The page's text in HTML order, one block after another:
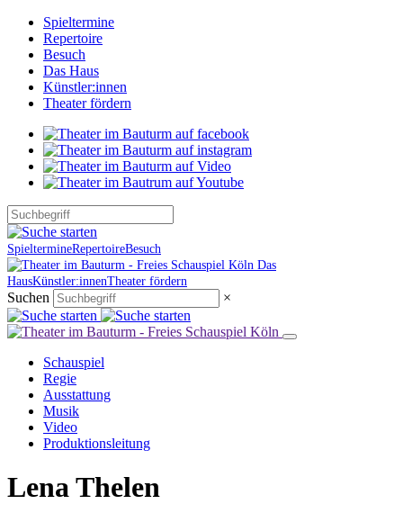
Spieltermine
Repertoire
Besuch
Das Haus
Künstler:innen
Theater fördern
SpieltermineRepertoireBesuch
Das
HausKünstler:innenTheater fördern
Suchen ×
Schauspiel
Regie
Ausstattung
Musik
Video
Produktionsleitung
Lena Thelen